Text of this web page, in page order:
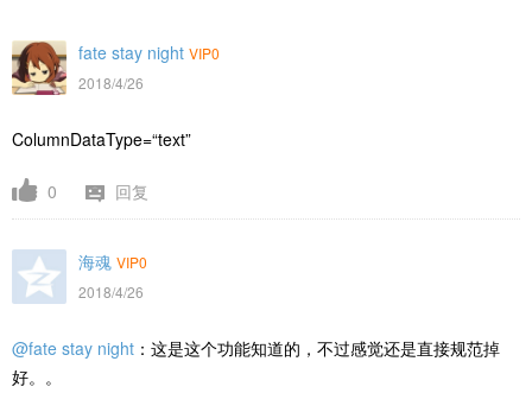
fate stay night VIP0
2018/4/26
ColumnDataType=“text”
0 回复
海魂 VIP0
2018/4/26
@fate stay night ：这是这个功能知道的，不过感觉还是直接规范掉
好。。